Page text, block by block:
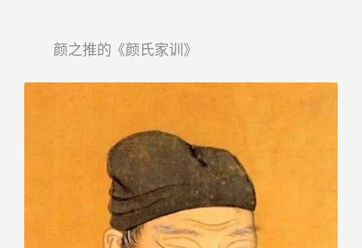
颜之推的《颜氏家训》